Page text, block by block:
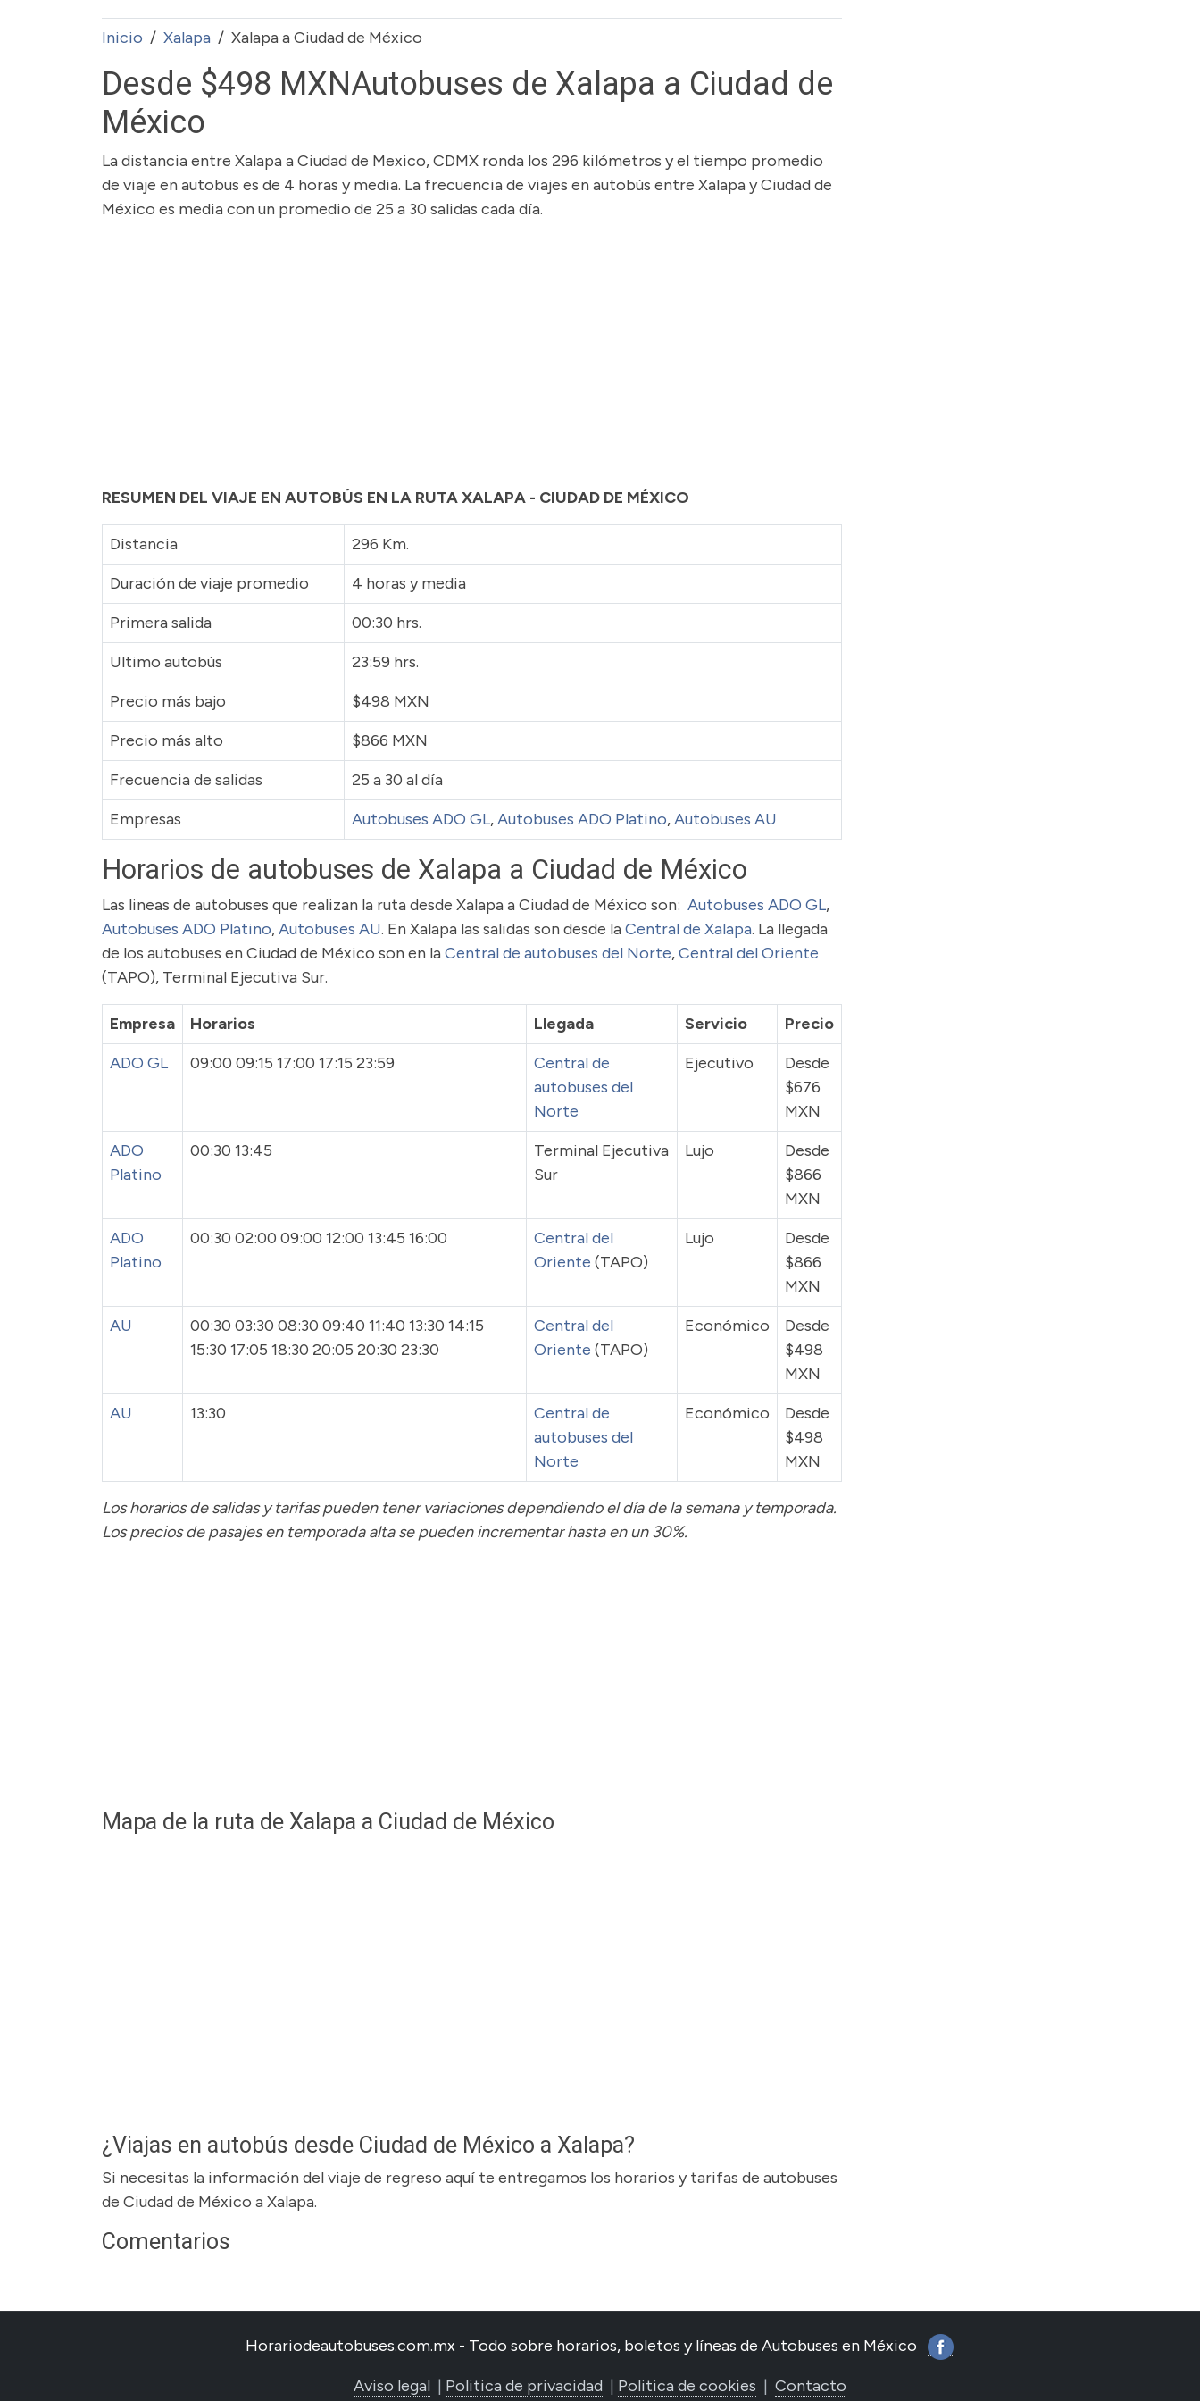
Inicio Xalapa Xalapa a Ciudad de México
Desde $498 MXNAutobuses de Xalapa a Ciudad de
México
La distancia entre Xalapa a Ciudad de Mexico, CDMX ronda los 296 kilómetros y el tiempo promedio
de viaje en autobus es de 4 horas y media. La frecuencia de viajes en autobús entre Xalapa y Ciudad de
México es media con un promedio de 25 a 30 salidas cada día.
RESUMEN DEL VIAJE EN AUTOBÚS EN LA RUTA XALAPA - CIUDAD DE MÉXICO
Distancia
296 Km.
Duración de viaje promedio
4 horas y media
Primera salida
00:30 hrs.
Ultimo autobús
23:59 hrs.
Precio más bajo
$498 MXN
Precio más alto
$866 MXN
Frecuencia de salidas
25 a 30 al día
Empresas
Autobuses ADO GL,Autobuses ADO Platino,Autobuses AU
Horarios de autobuses de Xalapa a Ciudad de México
Las lineas de autobuses que realizan la ruta desde Xalapa a Ciudad de México son: Autobuses ADO GL,
Autobuses ADO Platino,Autobuses AU. En Xalapa las salidas son desde laCentral de Xalapa. La llegada
de los autobuses en Ciudad de México son en laCentral de autobuses del Norte,Central del Oriente
(TAPO), Terminal Ejecutiva Sur.
Empresa Horarios Llegada Servicio
Precio
ADO GL
09:00 09:15 17:00 17:15 23:59
Central de
autobuses del
Norte
Ejecutivo
Desde
$676
MXN
ADO
Platino
00:30 13:45
Terminal Ejecutiva
Sur
Lujo
Desde
$866
MXN
ADO
Platino
00:30 02:00 09:00 12:00 13:45 16:00
Central del
Oriente (TAPO)
Lujo
Desde
$866
MXN
AU
00:30 03:30 08:30 09:40 11:40 13:30 14:15
15:30 17:05 18:30 20:05 20:30 23:30
Central del
Oriente (TAPO)
Económico
Desde
$498
MXN
AU
13:30
Central de
autobuses del
Norte
Económico
Desde
$498
MXN
Los horarios de salidas y tarifas pueden tener variaciones dependiendo el día de la semana y temporada.
Los precios de pasajesen temporada alta se pueden incrementar hasta en un 30%.
Mapa de la ruta de Xalapa a Ciudad de México
¿Viajas en autobús desde Ciudad de México a Xalapa?
Si necesitas la información del viaje de regreso aquí te entregamos los horarios y tarifas de autobuses
de Ciudad de México a Xalapa.
Comentarios
Horariodeautobuses.com.mx - Todo sobre horarios, boletos y líneas de Autobuses en México
Aviso legal | Politica de privacidad | Politica de cookies | Contacto